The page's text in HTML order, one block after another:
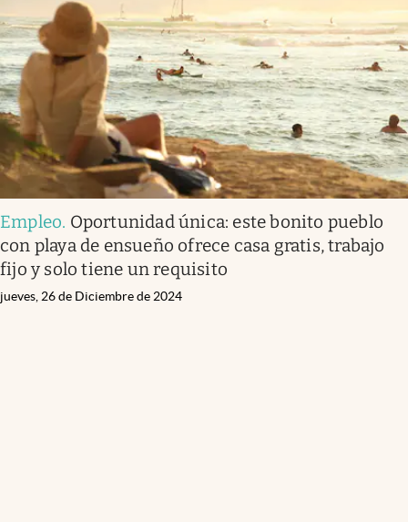
Empleo. Oportunidad única: este bonito pueblo
con playa de ensueño ofrece casa gratis, trabajo
fijo y solo tiene un requisito
jueves, 26 de Diciembre de 2024